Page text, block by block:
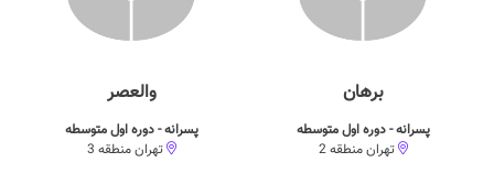
برهان
پسرانه - دوره اول متوسطه
تهران منطقه 2
والعصر
پسرانه - دوره اول متوسطه
تهران منطقه 3